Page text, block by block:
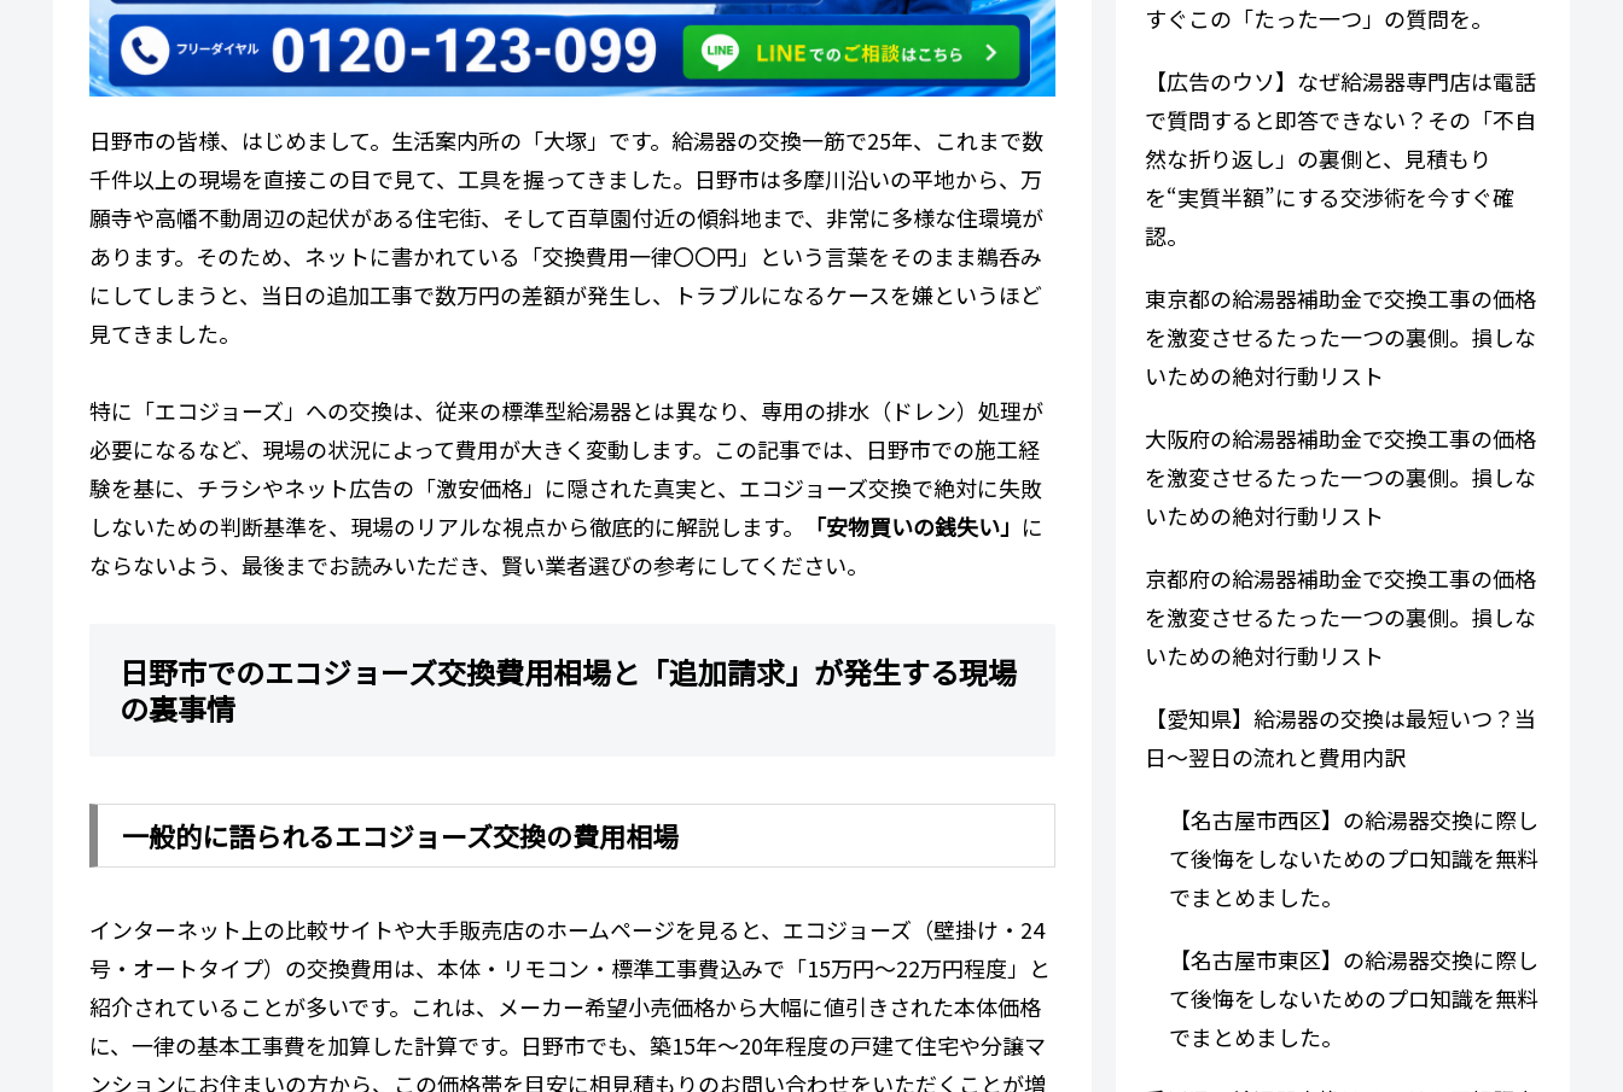
日野市の皆様、はじめまして。生活案内所の「大塚」です。給湯器の交換一筋で25年、これまで数
千件以上の現場を直接この目で見て、工具を握ってきました。日野市は多摩川沿いの平地から、万
願寺や高幡不動周辺の起伏がある住宅街、そして百草園付近の傾斜地まで、非常に多様な住環境が
あります。そのため、ネットに書かれている「交換費用一律〇〇円」という言葉をそのまま鵜呑み
にしてしまうと、当日の追加工事で数万円の差額が発生し、トラブルになるケースを嫌というほど
見てきました。
特に「エコジョーズ」への交換は、従来の標準型給湯器とは異なり、専用の排水（ドレン）処理が
必要になるなど、現場の状況によって費用が大きく変動します。この記事では、日野市での施工経
験を基に、チラシやネット広告の「激安価格」に隠された真実と、エコジョーズ交換で絶対に失敗
しないための判断基準を、現場のリアルな視点から徹底的に解説します。
「安物買いの銭失い」 に
ならないよう、最後までお読みいただき、賢い業者選びの参考にしてください。
日野市でのエコジョーズ交換費用相場と「追加請求」が発生する現場
の裏事情
一般的に語られるエコジョーズ交換の費用相場
インターネット上の比較サイトや大手販売店のホームページを見ると、エコジョーズ（壁掛け・24
号・オートタイプ）の交換費用は、本体・リモコン・標準工事費込みで「15万円〜22万円程度」と
紹介されていることが多いです。これは、メーカー希望小売価格から大幅に値引きされた本体価格
に、一律の基本工事費を加算した計算です。日野市でも、築15年〜20年程度の戸建て住宅や分譲マ
ンションにお住まいの方から、この価格帯を目安に相見積もりのお問い合わせをいただくことが増
すぐこの「たった一つ」の質問を。
【広告のウソ】なぜ給湯器専門​​店は電話
で質問すると即答できない？その「不自
然な折り返し」の裏側と、見積もり
を“実質半額”にする交渉術を今すぐ確
認。
東京都の給湯器補助金で交換工事の価格
を激変させるたった一つの裏側。損しな
いための絶対行動リスト
大阪府の給湯器補助金で交換工事の価格
を激変させるたった一つの裏側。損しな
いための絶対行動リスト
京都府の給湯器補助金で交換工事の価格
を激変させるたった一つの裏側。損しな
いための絶対行動リスト
【愛知県】給湯器の交換は最短いつ？当
日〜翌日の流れと費用内訳
【名古屋市西区】の給湯器交換に際し
て後悔をしないためのプロ知識を無料
でまとめました。
【名古屋市東区】の給湯器交換に際し
て後悔をしないためのプロ知識を無料
でまとめました。